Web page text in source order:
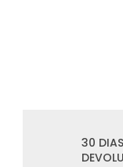
30 DIAS